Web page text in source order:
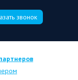
звонок